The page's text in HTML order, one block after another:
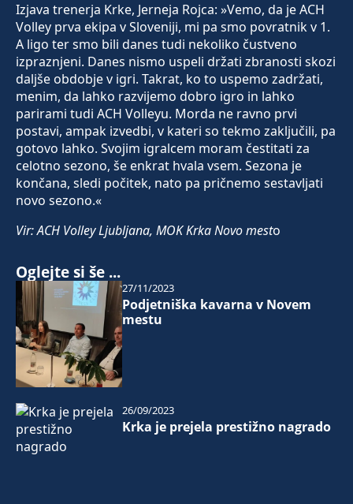
Izjava trenerja Krke, Jerneja Rojca: »Vemo, da je ACH
Volley prva ekipa v Sloveniji, mi pa smo povratnik v 1.
A ligo ter smo bili danes tudi nekoliko čustveno
izpraznjeni. Danes nismo uspeli držati zbranosti skozi
daljše obdobje v igri. Takrat, ko to uspemo zadržati,
menim, da lahko razvijemo dobro igro in lahko
parirami tudi ACH Volleyu. Morda ne ravno prvi
postavi, ampak izvedbi, v kateri so tekmo zaključili, pa
gotovo lahko. Svojim igralcem moram čestitati za
celotno sezono, še enkrat hvala vsem. Sezona je
končana, sledi počitek, nato pa pričnemo sestavljati
novo sezono.«
Vir: ACH Volley Ljubljana, MOK Krka Novo mesto
Oglejte si še ...
Podjetniška kavarna v Novem
mestu
27/11/2023
Krka je prejela prestižno nagrado
26/09/2023